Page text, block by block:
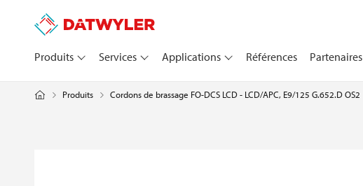
Produits Services Applications Références Partenaires
Produits Cordons de brassage FO-DCS LCD - LCD/APC, E9/125 G.652.D OS2